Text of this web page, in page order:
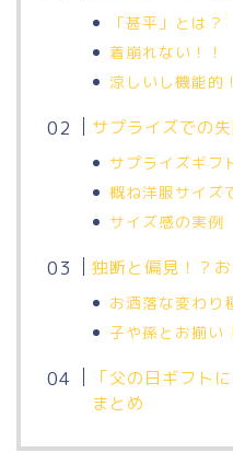
「甚平」とは？
着崩れない！！
涼しいし機能的！
サプライズでの
サプライズギフ
概ね洋服サイズ
サイズ感の実例
独断と偏見！？
お洒落な変わり
子や孫とお揃い
「父の日ギフト
まとめ